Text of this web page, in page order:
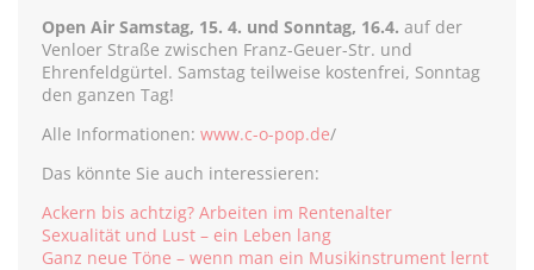
Open Air Samstag, 15. 4. und Sonntag, 16.4. auf der
Venloer Straße zwischen Franz-Geuer-Str. und
Ehrenfeldgürtel. Samstag teilweise kostenfrei, Sonntag
den ganzen Tag!
Alle Informationen: www.c-o-pop.de/
Das könnte Sie auch interessieren:
Ackern bis achtzig? Arbeiten im Rentenalter
Sexualität und Lust – ein Leben lang
Ganz neue Töne – wenn man ein Musikinstrument lernt